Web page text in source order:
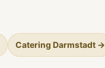
Catering Darmstadt →